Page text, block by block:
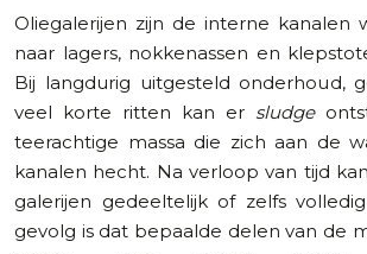
Oliegalerijen zijn de interne kanalen
naar lagers, nokkenassen en
Bij langdurig uitgesteld onderhoud,
veel korte ritten kan er sludge
teerachtige massa die zich aan de
kanalen hecht. Na verloop van tijd
galerijen gedeeltelijk of zelfs
gevolg is dat bepaalde delen van de